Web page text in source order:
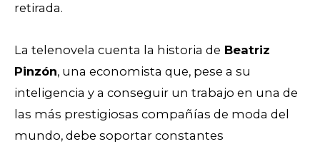
retirada.
La telenovela cuenta la historia de Beatriz
Pinzón, una economista que, pese a su
inteligencia y a conseguir un trabajo en una de
las más prestigiosas compañías de moda del
mundo, debe soportar constantes